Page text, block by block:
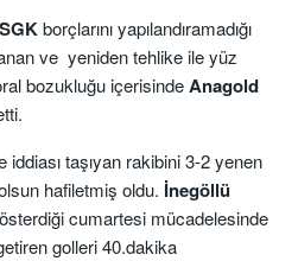
SGKborçlarını yapılandıramadığı
ve yeniden tehlike ile yüz
bozukluğu içerisindeAnagold
iddiası taşıyan rakibini 3-2 yenen
hafiletmiş oldu. İnegöllü
cumartesi mücadelesinde
golleri 40.dakika